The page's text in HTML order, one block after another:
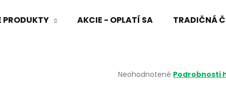
PRODUKTY AKCIE - OPLATÍ SA TRADIČNÁ
Priemerné
Neohodnotené Podrobnosti